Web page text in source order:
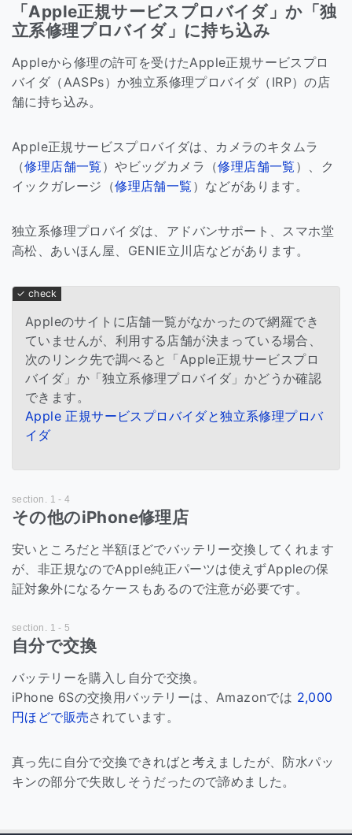
「Apple正規サービスプロバイダ」か「独
立系修理プロバイダ」に持ち込み
Appleから修理の許可を受けたApple正規サービスプロ
バイダ（AASPs）か独立系修理プロバイダ（IRP）の店
舗に持ち込み。
Apple正規サービスプロバイダは、カメラのキタムラ
（修理店舗一覧 ）やビッグカメラ（修理店舗一覧 ）、ク
イックガレージ（修理店舗一覧 ）などがあります。
独立系修理プロバイダは、アドバンサポート、スマホ堂
高松、あいほん屋、GENIE立川店などがあります。
Appleのサイトに店舗一覧がなかったので網羅でき
ていませんが、利用する店舗が決まっている場合、
次のリンク先で調べると「Apple正規サービスプロ
バイダ」か「独立系修理プロバイダ」かどうか確認
できます。
Apple 正規サービスプロバイダと独立系修理プロバ
イダ
その他のiPhone修理店
安いところだと半額ほどでバッテリー交換してくれます
が、非正規なのでApple純正パーツは使えずAppleの保
証対象外になるケースもあるので注意が必要です。
自分で交換
バッテリーを購入し自分で交換。
iPhone 6Sの交換用バッテリーは、Amazonでは 2,000
円ほどで販売されています。
真っ先に自分で交換できればと考えましたが、防水パッ
キンの部分で失敗しそうだったので諦めました。